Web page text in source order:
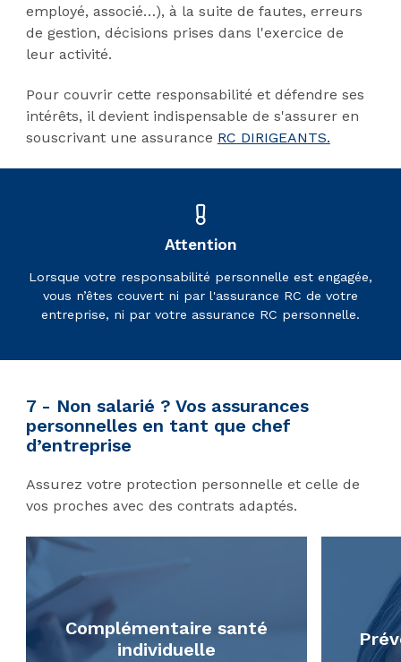
employé, associé…), à la suite de fautes, erreurs
de gestion, décisions prises dans l'exercice de
leur activité.
Pour couvrir cette responsabilité et défendre ses
intérêts, il devient indispensable de s'assurer en
souscrivant une assurance RC DIRIGEANTS.
Attention
Lorsque votre responsabilité personnelle est engagée,
vous n’êtes couvert ni par l'assurance RC de votre
entreprise, ni par votre assurance RC personnelle.
7 - Non salarié ? Vos assurances
personnelles en tant que chef
d’entreprise
Assurez votre protection personnelle et celle de
vos proches avec des contrats adaptés.
Complémentaire santé
individuelle